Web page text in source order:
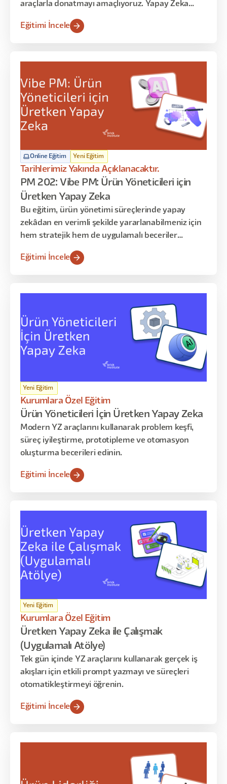
araçlarla donatmayı amaçlıyoruz. Yapay Zeka
Yapay Zeka teknolojisi ile ürün yönetimi
Eğitimi İncele
Online Eğitim Yeni Eğitim
Tarihlerimiz Yakında Açıklanacaktır.
PM 202: Vibe PM: Ürün Yöneticileri için
Üretken Yapay Zeka
Bu eğitim, ürün yönetimi süreçlerinde yapay
zekâdan en verimli şekilde yararlanabilmeniz için
hem stratejik hem de uygulamalı beceriler
aşamasından ürünün piyasaya sürülmesine kadar
otomasyon kurguları, prototipleme ve lansman
öncesi optimizasyon gibi kritik konuları kapsar.
Eğitimi İncele
Yeni Eğitim
Kurumlara Özel Eğitim
Ürün Yöneticileri İçin Üretken Yapay Zeka
Modern YZ araçlarını kullanarak problem keşfi,
süreç iyileştirme, prototipleme ve otomasyon
oluşturma becerileri edinin.
Eğitimi İncele
Yeni Eğitim
Kurumlara Özel Eğitim
Üretken Yapay Zeka ile Çalışmak
(Uygulamalı Atölye)
Tek gün içinde YZ araçlarını kullanarak gerçek iş
akışları için etkili prompt yazmayı ve süreçleri
otomatikleştirmeyi öğrenin.
Eğitimi İncele